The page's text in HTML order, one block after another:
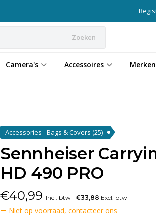
Zoeken
Camera's Accessoires Merken
Accessories - Bags & Covers (25)
Sennheiser
HD 490 PRO
€40,99 Incl. btw €33,88 Excl. btw
Niet op voorraad, contacteer ons